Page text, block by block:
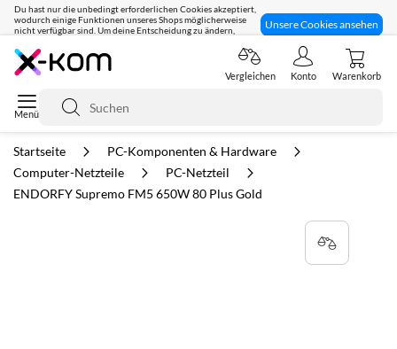
Du hast nur die unbedingt erforderlichen Cookies akzeptiert,
wodurch einige Funktionen unseres Shops möglicherweise
nicht verfügbar sind. Um deine Entscheidung zu ändern,
Unsere Cookies ansehen
Seit 8 Jahren für dich da!
Suche
Vergleichen Konto Warenkorb
Startseite
PC-Komponenten & Hardware
Computer-Netzteile
PC-Netzteil
ENDORFY Supremo FM5 650W 80 Plus Gold